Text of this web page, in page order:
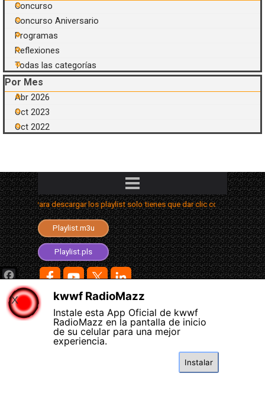
Concurso
Concurso Aniversario
Programas
Reflexiones
Todas las categorías
Saltar el bloque Por Mes
Por Mes
Abr 2026
Oct 2023
Oct 2022
Saltar menú
Para descargar los playlist solo tienes que dar clic con el segundo
Playlist.aimppl4
Playlist.m3u
Playlist.m3u8
Playlist.pls
Facebook
WhatsApp
Teams
© 2026 COPYRIGHT: KWWF RADIOMAZZ.
340 Morrow st., FORT BRAGG CALIFORNIA.
TEL: +1 (707) 367 6741
ALL RIGHTS RESERVED.
kwwf RadioMazz
Instale esta App Oficial de kwwf
RadioMazz en la pantalla de inicio
de su celular para una mejor
experiencia.
Instalar
X